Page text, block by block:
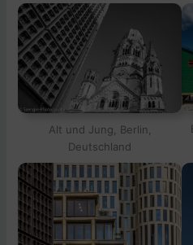
Alt und Jung, Berlin,
Deutschland